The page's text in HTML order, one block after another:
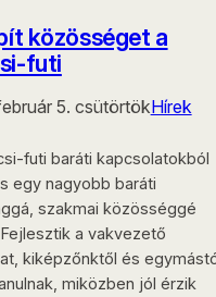
közösséget a
futi
5. csütörtökHírek
futi baráti kapcsolatokból
egy nagyobb baráti
szakmai közösséggé
a vakvezető
kiképzőnktől és
miközben jól érzik